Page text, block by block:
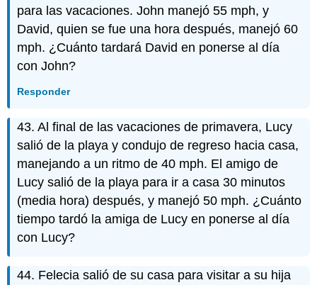
para las vacaciones. John manejó 55 mph, y
David, quien se fue una hora después, manejó 60
mph. ¿Cuánto tardará David en ponerse al día
con John?
Responder
43. Al final de las vacaciones de primavera, Lucy
salió de la playa y condujo de regreso hacia casa,
manejando a un ritmo de 40 mph. El amigo de
Lucy salió de la playa para ir a casa 30 minutos
(media hora) después, y manejó 50 mph. ¿Cuánto
tiempo tardó la amiga de Lucy en ponerse al día
con Lucy?
44. Felecia salió de su casa para visitar a su hija